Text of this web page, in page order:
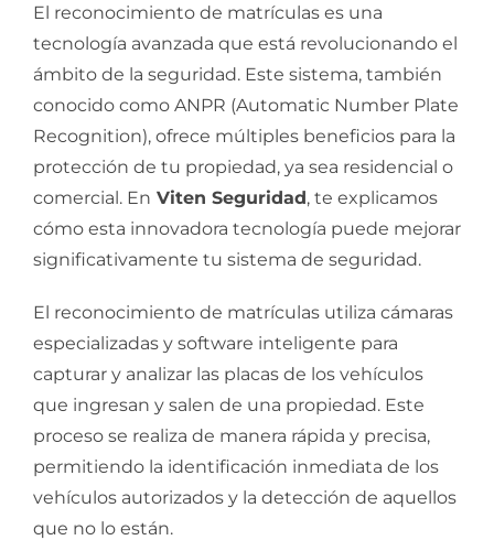
El reconocimiento de matrículas es una
tecnología avanzada que está revolucionando el
ámbito de la seguridad. Este sistema, también
conocido como ANPR (Automatic Number Plate
Recognition), ofrece múltiples beneficios para la
protección de tu propiedad, ya sea residencial o
comercial. En Viten Seguridad, te explicamos
cómo esta innovadora tecnología puede mejorar
significativamente tu sistema de seguridad.
El reconocimiento de matrículas utiliza cámaras
especializadas y software inteligente para
capturar y analizar las placas de los vehículos
que ingresan y salen de una propiedad. Este
proceso se realiza de manera rápida y precisa,
permitiendo la identificación inmediata de los
vehículos autorizados y la detección de aquellos
que no lo están.